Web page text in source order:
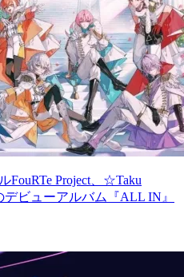
FouRTe Project、☆Taku
デビューアルバム『ALL IN』